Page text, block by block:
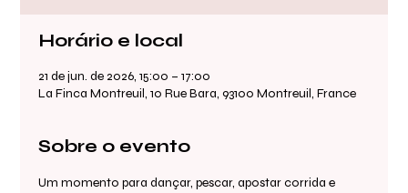
Horário e local
21 de jun. de 2026, 15:00 – 17:00
La Finca Montreuil, 10 Rue Bara, 93100 Montreuil, France
Sobre o evento
Um momento para dançar, pescar, apostar corrida e